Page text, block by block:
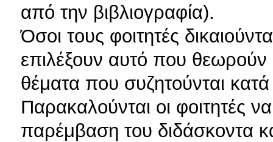
από την βιβλιογραφία).
Όσοι τους φοιτητές
επιλέξουν αυτό που θεωρούν
θέματα που συζητούνται
Παρακαλούνται οι φοιτητές
παρέμβαση του διδάσκοντα